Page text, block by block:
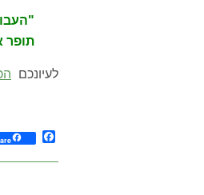
תופר
לעיונכם